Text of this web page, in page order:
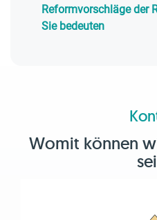
Reformvorschläge der
Sie bedeuten
Womit können